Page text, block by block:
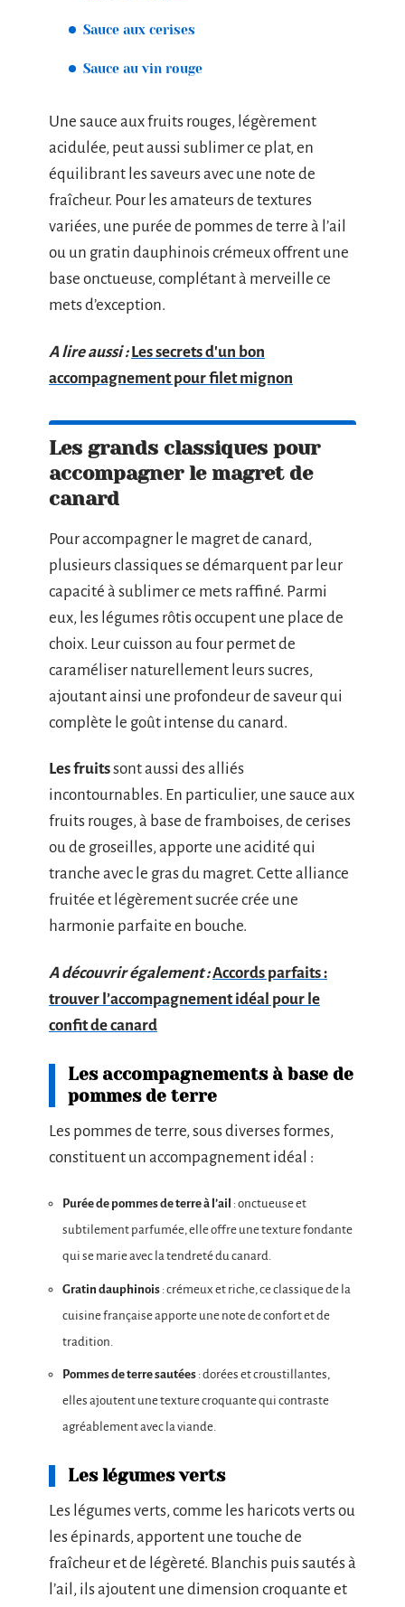
Sauce aux cerises
Sauce au vin rouge
Une sauce aux fruits rouges, légèrement
acidulée, peut aussi sublimer ce plat, en
équilibrant les saveurs avec une note de
fraîcheur. Pour les amateurs de textures
variées, une purée de pommes de terre à l’ail
ou un gratin dauphinois crémeux offrent une
base onctueuse, complétant à merveille ce
mets d’exception.
A lire aussi : Les secrets d'un bon
accompagnement pour filet mignon
Les grands classiques pour
accompagner le magret de
canard
Pour accompagner le magret de canard,
plusieurs classiques se démarquent par leur
capacité à sublimer ce mets raffiné. Parmi
eux, les légumes rôtis occupent une place de
choix. Leur cuisson au four permet de
caraméliser naturellement leurs sucres,
ajoutant ainsi une profondeur de saveur qui
complète le goût intense du canard.
Les fruitssont aussi des alliés
incontournables. En particulier, une sauce aux
fruits rouges, à base de framboises, de cerises
ou de groseilles, apporte une acidité qui
tranche avec le gras du magret. Cette alliance
fruitée et légèrement sucrée crée une
harmonie parfaite en bouche.
A découvrir également :Accords parfaits :
trouver l’accompagnement idéal pour le
confit de canard
Les accompagnements à base de
pommes de terre
Les pommes de terre, sous diverses formes,
constituent un accompagnement idéal :
Purée de pommes de terre à l’ail : onctueuse et
subtilement parfumée, elle offre une texture fondante
qui se marie avec la tendreté du canard.
Gratin dauphinois : crémeux et riche, ce classique de la
cuisine française apporte une note de confort et de
tradition.
Pommes de terre sautées : dorées et croustillantes,
elles ajoutent une texture croquante qui contraste
agréablement avec la viande.
Les légumes verts
Les légumes verts, comme les haricots verts ou
les épinards, apportent une touche de
fraîcheur et de légèreté. Blanchis puis sautés à
l’ail, ils ajoutent une dimension croquante et